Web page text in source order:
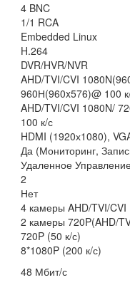
4 BNC
1/1 RCA
Embedded Linux
H.264
DVR/HVR/NVR
AHD/TVI/CVI
960Н(960x576)@ 100
AHD/TVI/CVI 1080N/
100 к/с
HDMI (1920х1080),
Да (Мониторинг,
Удаленное
2
Нет
4 камеры AHD/TVI/
2 камеры 720P(AHD/
720P (50 к/с)
8*1080P (200 к/с)
48 Мбит/с